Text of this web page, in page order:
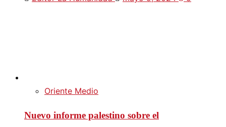
Oriente Medio
Nuevo informe palestino sobre el